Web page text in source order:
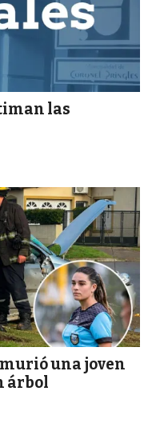
las
una joven
árbol